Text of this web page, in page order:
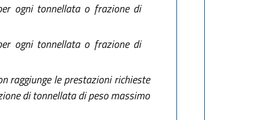
ogni tonnellata o frazione di
ogni tonnellata o frazione di
raggiunge le prestazioni richieste
di tonnellata di peso massimo